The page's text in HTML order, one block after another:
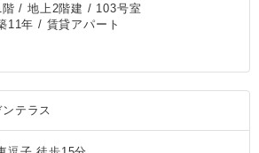
階 / 地上2階建 / 103号室
11年 / 賃貸アパート
テラス